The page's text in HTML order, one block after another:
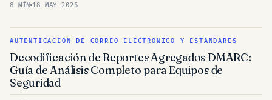
8 MÍN 18 MAY 2026
AUTENTICACIÓN DE CORREO ELECTRÓNICO Y ESTÁNDARES
Decodificación de Reportes Agregados DMARC:
Guía de Análisis Completo para Equipos de
Seguridad